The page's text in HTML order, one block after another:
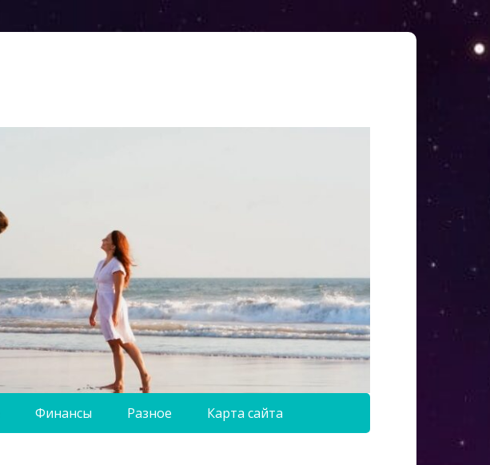
Финансы Разное Карта сайта